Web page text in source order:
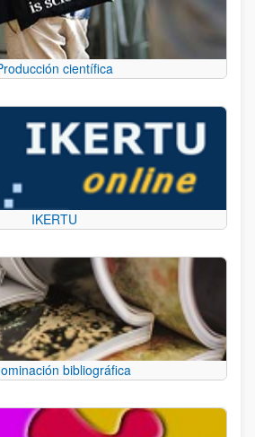
científica
IKERTU
bibliográfica